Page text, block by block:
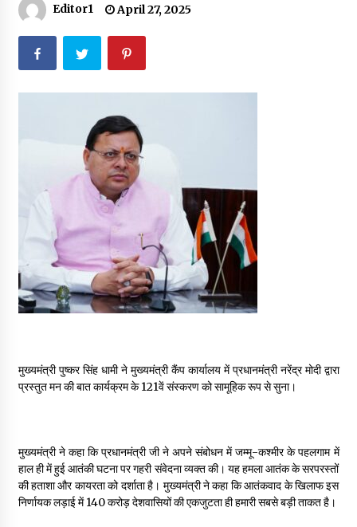
May 17, 2022
Thought Of The Day 16 May
May 16, 2022
Thought Of The Day 14 May
May 14, 2022
Thought Of The Day 13 May
May 13, 2022
Thought Of The Day 12 May
Thought Of The Day 11 May
Thought Of The Day 10 May
May 10, 2022
Editor1 April 27, 2025
मुख्यमंत्री पुष्कर सिंह धामी ने मुख्यमंत्री कैंप कार्यालय में प्रधानमंत्री नरेंद्र मोदी द्वारा
प्रस्तुत मन की बात कार्यक्रम के 121वें संस्करण को सामूहिक रूप से सुना।
मुख्यमंत्री ने कहा कि प्रधानमंत्री जी ने अपने संबोधन में जम्मू-कश्मीर के पहलगाम में
हाल ही में हुई आतंकी घटना पर गहरी संवेदना व्यक्त की। यह हमला आतंक के सरपरस्तों
की हताशा और कायरता को दर्शाता है। मुख्यमंत्री ने कहा कि आतंकवाद के खिलाफ इस
निर्णायक लड़ाई में 140 करोड़ देशवासियों की एकजुटता ही हमारी सबसे बड़ी ताकत है।